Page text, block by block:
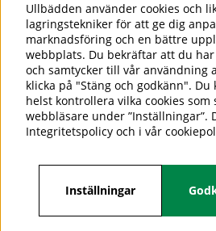
Ullbädden AB är ett företag som
importerar och säljer sängkläder i
cashmere-, camel-, alpacka- och
merinoull för en god och hälsosam
sömn.
Hos oss hittar du även överdrag
stolsdynor, morgonrockar, tofflor,
Följ oss på facebook.https://
Ullbädden använder cookies och
lagringstekniker för att ge dig
marknadsföring och en bättre
webbplats. Du bekräftar att du
och samtycker till vår användning
klicka på "Stäng och godkänn". Du
helst kontrollera vilka cookies som
webbläsare under ”Inställningar”.
Integritetspolicy och i vår
Inställningar